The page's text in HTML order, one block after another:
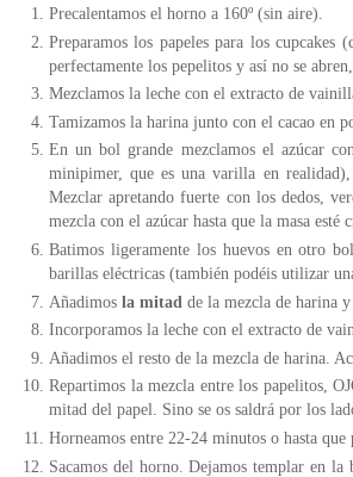
Precalentamos el horno a 160º (sin aire).
Preparamos los papeles para los
perfectamente los pepelitos y así no se
Mezclamos la leche con el extracto de
Tamizamos la harina junto con el cacao en
En un bol grande mezclamos el azúcar
minipimer, que es una varilla en
Mezclar apretando fuerte con los dedos,
mezcla con el azúcar hasta que la masa esté
Batimos ligeramente los huevos en otro
barillas eléctricas (también podéis utilizar
Añadimos la mitad de la mezcla de harina y
Incorporamos la leche con el extracto de
Añadimos el resto de la mezcla de harina.
Repartimos la mezcla entre los papelitos,
mitad del papel. Sino se os saldrá por los
Horneamos entre 22-24 minutos o hasta
Sacamos del horno. Dejamos templar en la